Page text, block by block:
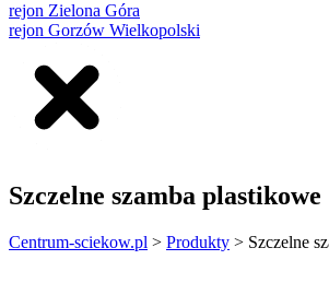
rejon Zielona Góra
rejon Gorzów Wielkopolski
Szczelne szamba plastikowe
Centrum-sciekow.pl > Produkty > Szczelne